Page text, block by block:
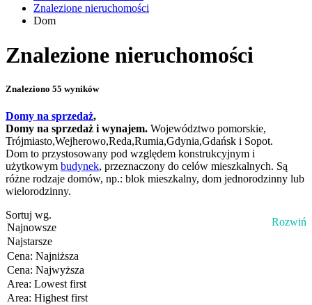
Znalezione nieruchomości
Dom
Znalezione nieruchomości
Znaleziono 55 wyników
Domy na sprzedaż,
Domy na sprzedaż i wynajem. Województwo pomorskie,
Trójmiasto,Wejherowo,Reda,Rumia,Gdynia,Gdańsk i Sopot.
Dom to przystosowany pod względem konstrukcyjnym i
użytkowym budynek, przeznaczony do celów mieszkalnych. Są
różne rodzaje domów, np.: blok mieszkalny, dom jednorodzinny lub
wielorodzinny.
Rozwiń
Sortuj wg.